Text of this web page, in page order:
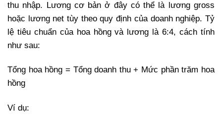
thu nhập. Lương cơ bản ở đây có thể là lương gross
hoặc lương net tùy theo quy định của doanh nghiệp. Tỷ
lệ tiêu chuẩn của hoa hồng và lương là 6:4, cách tính
như sau:
Tổng hoa hồng = Tổng doanh thu + Mức phần trăm hoa
hồng
Ví dụ: